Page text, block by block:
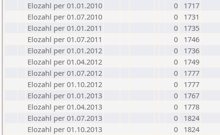
Elozahl per 01.01.2010
0
1717
Elozahl per 01.07.2010
0
1731
Elozahl per 01.01.2011
0
1735
Elozahl per 01.07.2011
0
1746
Elozahl per 01.01.2012
0
1736
Elozahl per 01.04.2012
0
1749
Elozahl per 01.07.2012
0
1777
Elozahl per 01.10.2012
0
1777
Elozahl per 01.01.2013
0
1767
Elozahl per 01.04.2013
0
1778
Elozahl per 01.07.2013
0
1824
Elozahl per 01.10.2013
0
1824